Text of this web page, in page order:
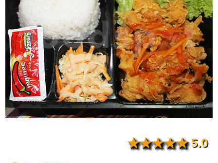
CATERERS
BLOG
TERMS
CONDITIONS
CALL
CENTER
021
5091
3494
5.0